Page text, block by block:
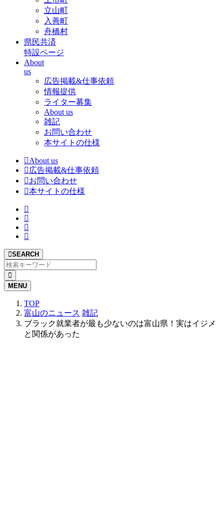
立山町
入善町
舟橋村
県民共済
特設ページ
About
us
広告掲載&仕事依頼
情報提供
ライター募集
About us
雑記
お問い合わせ
本サイトの仕様
About us
広告掲載&仕事依頼
お問い合わせ
本サイトの仕様
SEARCH
MENU
TOP
富山のニュース 雑記
ブラック就業者が最も少ないのは富山県！実はイジメ
と関係があった